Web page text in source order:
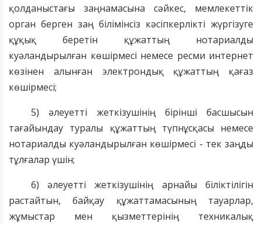
қолданыстағы заңнамасына сәйкес, мемлекеттік
орган берген заң білімінсіз кәсіпкерлікті жүргізуге
құқық беретін құжаттың нотариалды
куәландырылған көшірмесі немесе ресми интернет
көзінен алынған электрондық құжаттың қағаз
көшірмесі;
5) әлеуетті жеткізушінің бірінші басшысын
тағайындау туралы құжаттың түпнұсқасы немесе
нотариалды куәландырылған көшірмесі - тек заңды
тұлғалар үшін;
6) әлеуетті жеткізушінің арнайы біліктілігін
растайтын,байқау құжаттамасының тауарлар,
жұмыстар мен қызметтерінің техникалық